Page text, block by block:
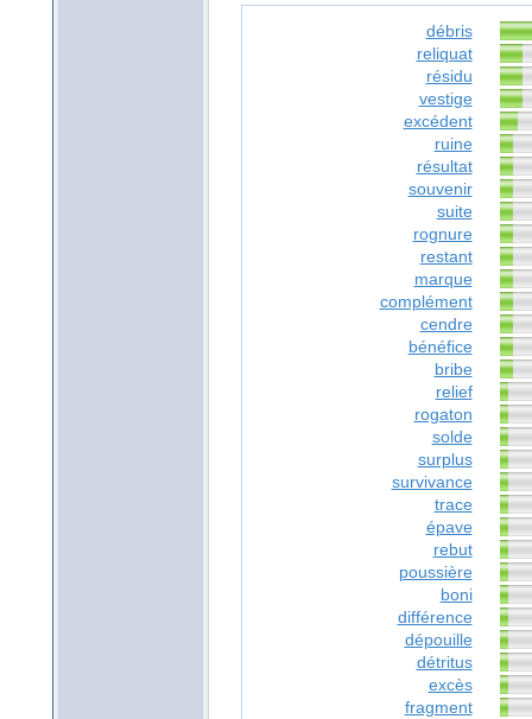
débris
reliquat
résidu
vestige
excédent
ruine
résultat
souvenir
suite
rognure
restant
marque
complément
cendre
bénéfice
bribe
relief
rogaton
solde
surplus
survivance
trace
épave
rebut
poussière
boni
différence
dépouille
détritus
excès
fragment